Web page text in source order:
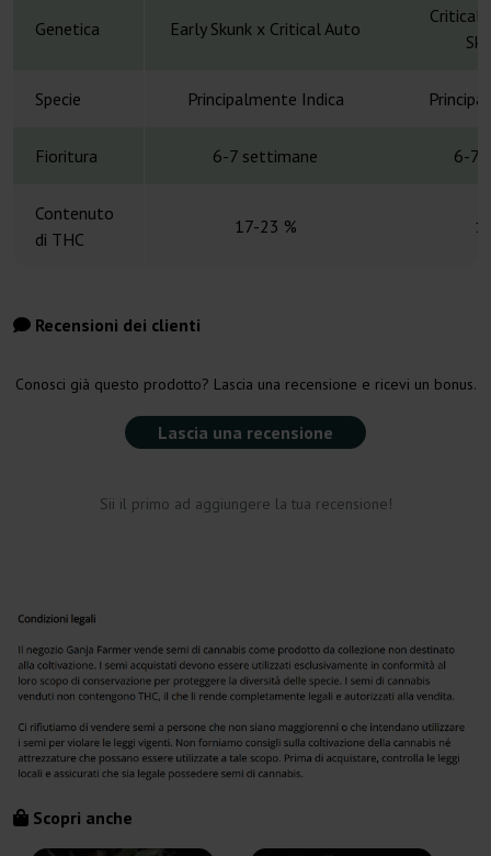
Genetica Early Skunk x Critical Auto
Critical
Specie Principalmente Indica
Fioritura 6-7 settimane 6-7
Contenuto
di THC
17-23 %
Recensioni dei clienti
Conosci già questo prodotto? Lascia una recensione e ricevi un bonus.
Lascia una recensione
Sii il primo ad aggiungere la tua recensione!
Scopri anche